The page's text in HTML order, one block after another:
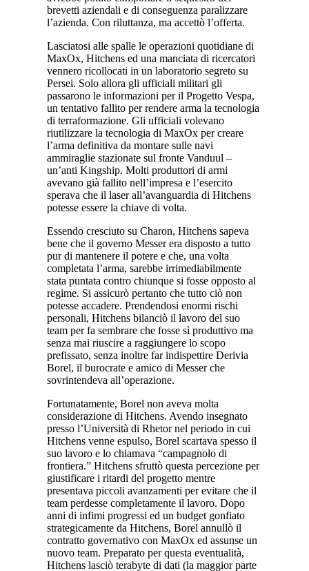
brevetti aziendali e di conseguenza paralizzare
l’azienda. Con riluttanza, ma accettò l’offerta.
Lasciatosi alle spalle le operazioni quotidiane di
MaxOx, Hitchens ed una manciata di ricercatori
vennero ricollocati in un laboratorio segreto su
Persei. Solo allora gli ufficiali militari gli
passarono le informazioni per il Progetto Vespa,
un tentativo fallito per rendere arma la tecnologia
di terraformazione. Gli ufficiali volevano
riutilizzare la tecnologia di MaxOx per creare
l’arma definitiva da montare sulle navi
ammiraglie stazionate sul fronte Vanduul –
un’anti Kingship. Molti produttori di armi
avevano già fallito nell’impresa e l’esercito
sperava che il laser all’avanguardia di Hitchens
potesse essere la chiave di volta.
Essendo cresciuto su Charon, Hitchens sapeva
bene che il governo Messer era disposto a tutto
pur di mantenere il potere e che, una volta
completata l’arma, sarebbe irrimediabilmente
stata puntata contro chiunque si fosse opposto al
regime. Si assicurò pertanto che tutto ciò non
potesse accadere. Prendendosi enormi rischi
personali, Hitchens bilanciò il lavoro del suo
team per fa sembrare che fosse sì produttivo ma
senza mai riuscire a raggiungere lo scopo
prefissato, senza inoltre far indispettire Derivia
Borel, il burocrate e amico di Messer che
sovrintendeva all’operazione.
Fortunatamente, Borel non aveva molta
considerazione di Hitchens. Avendo insegnato
presso l’Università di Rhetor nel periodo in cui
Hitchens venne espulso, Borel scartava spesso il
suo lavoro e lo chiamava “campagnolo di
frontiera.” Hitchens sfruttò questa percezione per
giustificare i ritardi del progetto mentre
presentava piccoli avanzamenti per evitare che il
team perdesse completamente il lavoro. Dopo
anni di infimi progressi ed un budget gonfiato
strategicamente da Hitchens, Borel annullò il
contratto governativo con MaxOx ed assunse un
nuovo team. Preparato per questa eventualità,
Hitchens lasciò terabyte di dati (la maggior parte